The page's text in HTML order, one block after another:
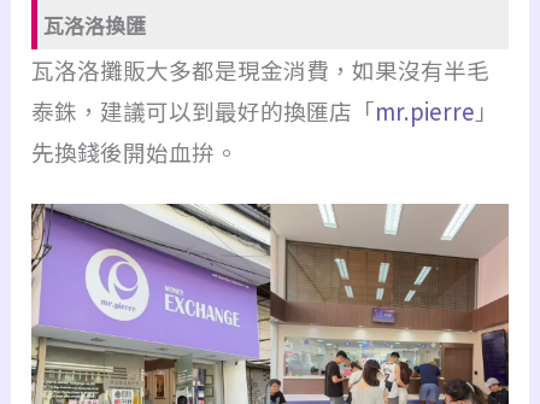
瓦洛洛換匯
瓦洛洛攤販大多都是現金消費，如果沒有半毛
泰銖，建議可以到最好的換匯店「mr.pierre 」
先換錢後開始血拚。